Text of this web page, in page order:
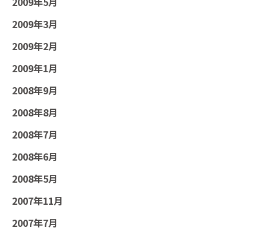
2009年3月
2009年2月
2009年1月
2008年9月
2008年8月
2008年7月
2008年6月
2008年5月
2007年11月
2007年7月